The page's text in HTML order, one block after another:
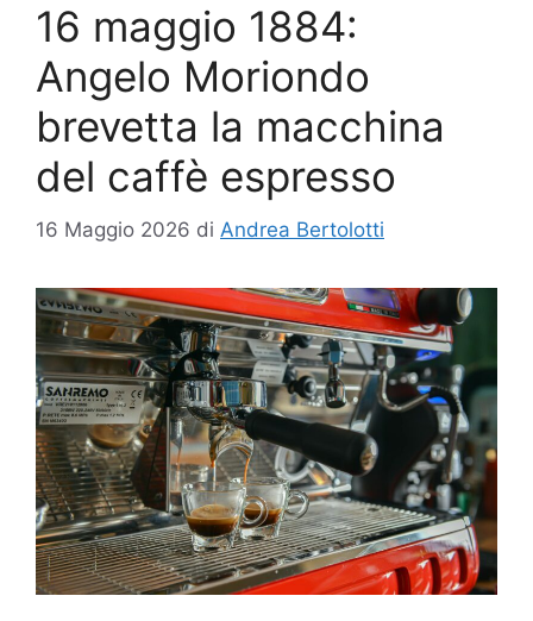
16 maggio 1884:
Angelo Moriondo
brevetta la macchina
del caffè espresso
16 Maggio 2026 di Andrea Bertolotti